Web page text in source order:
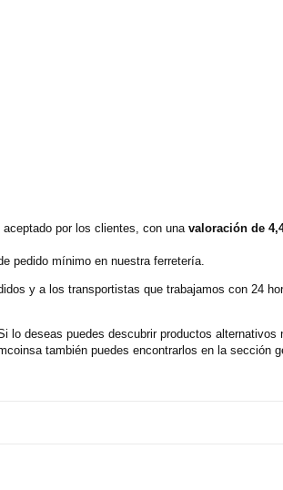
por los clientes, con una valoración de
pedido mínimo en nuestra ferretería.
y a los transportistas que trabajamos con 24
lo deseas puedes descubrir productos alternativos
también puedes encontrarlos en la sección